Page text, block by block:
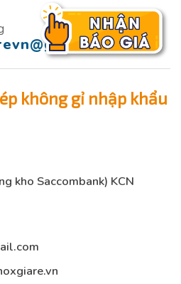
không gỉ nhập khẩu
kho Saccombank) KCN